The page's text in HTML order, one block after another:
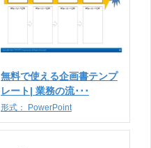
無料で使える企画書テンプ
レート| 業務の流･･･
形式： PowerPoint